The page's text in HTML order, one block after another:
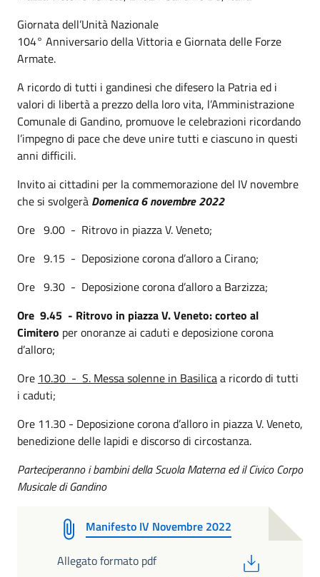
Giornata dell’Unità Nazionale
104° Anniversario della Vittoria e Giornata delle Forze
Armate.
A ricordo di tutti i gandinesi che difesero la Patria ed i
valori di libertà a prezzo della loro vita, l’Amministrazione
Comunale di Gandino, promuove le celebrazioni ricordando
l’impegno di pace che deve unire tutti e ciascuno in questi
anni difficili.
Invito ai cittadini per la commemorazione del IV novembre
che si svolgerà Domenica 6 novembre 2022
Ore 9.00 - Ritrovo in piazza V. Veneto;
Ore 9.15 - Deposizione corona d’alloro a Cirano;
Ore 9.30 - Deposizione corona d’alloro a Barzizza;
Ore 9.45 - Ritrovo in piazza V. Veneto: corteo al
Cimitero per onoranze ai caduti e deposizione corona
d’alloro;
Ore 10.30 - S. Messa solenne in Basilicaa ricordo di tutti
i caduti;
Ore 11.30 - Deposizione corona d’alloro in piazza V. Veneto,
benedizione delle lapidi e discorso di circostanza.
Parteciperanno i bambini della Scuola Materna ed il Civico Corpo
Musicale di Gandino
Manifesto IV Novembre 2022
Allegato formato pdf